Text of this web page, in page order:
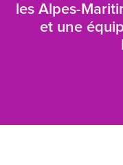
les Alpes-
et une